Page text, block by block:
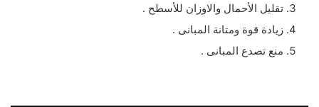
تقليل الأحمال والاوزان للأسطح .
زيادة قوة ومتانة المبانى .
منع تصدع المبانى .